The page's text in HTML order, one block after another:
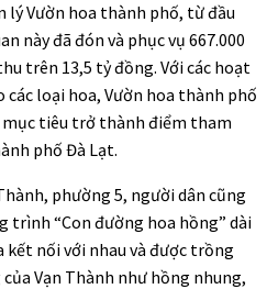
Vườn hoa thành phố, từ đầu
này đã đón và phục vụ 667.000
trên 13,5 tỷ đồng. Với các hoạt
loại hoa, Vườn hoa thành phố
mục tiêu trở thành điểm tham
phố Đà Lạt.
phường 5, người dân cũng
trình “Con đường hoa hồng” dài
kết nối với nhau và được trồng
Vạn Thành như hồng nhung,